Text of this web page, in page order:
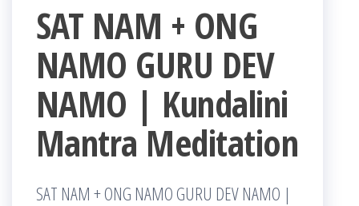
SAT NAM + ONG
NAMO GURU DEV
NAMO | Kundalini
Mantra Meditation
SAT NAM + ONG NAMO GURU DEV NAMO |